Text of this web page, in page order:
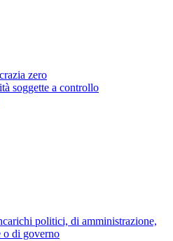
zero
soggette a controllo
politici, di amministrazione,
o di governo